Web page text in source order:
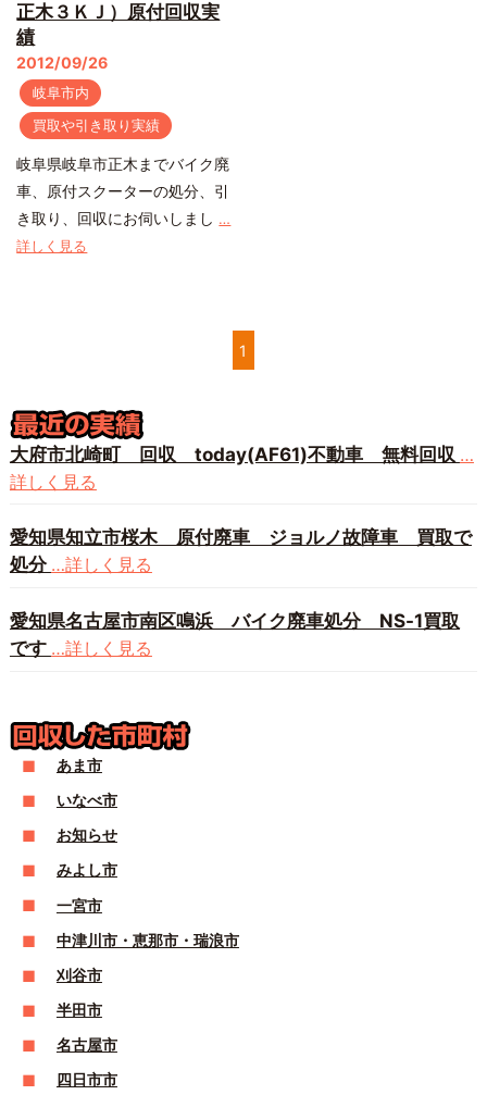
正木３ＫＪ）原付回収実
績
2012/09/26
岐阜市内
買取や引き取り実績
岐阜県岐阜市正木までバイク廃
車、原付スクーターの処分、引
き取り、回収にお伺いしまし …
詳しく見る
1
大府市北崎町 回収 today(AF61)不動車 無料回収 …
詳しく見る
愛知県知立市桜木 原付廃車 ジョルノ故障車 買取で
処分 …詳しく見る
愛知県名古屋市南区鳴浜 バイク廃車処分 NS-1買取
です …詳しく見る
あま市
いなべ市
お知らせ
みよし市
一宮市
中津川市・恵那市・瑞浪市
刈谷市
半田市
名古屋市
四日市市